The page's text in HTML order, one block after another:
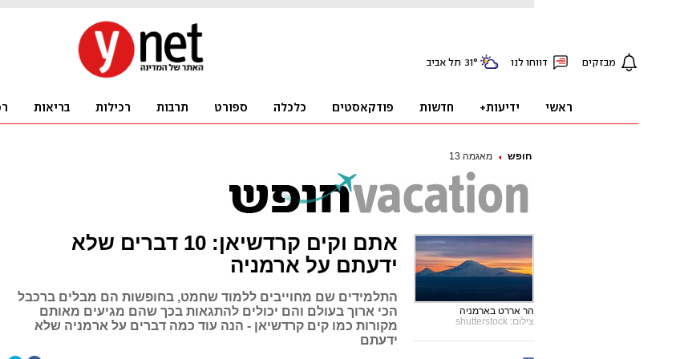
חופש מאגמה 13
אתם וקים קרדשיאן: 10 דברים שלא
ידעתם על ארמניה
התלמידים שם מחוייבים ללמוד שחמט, בחופשות הם מבלים ברכבל
הכי ארוך בעולם והם יכולים להתגאות בכך שהם מגיעים מאותם
מקורות כמו קים קרדשיאן - הנה עוד כמה דברים על ארמניה שלא
ידעתם
הר אררט בארמניה
צילום: shutterstock